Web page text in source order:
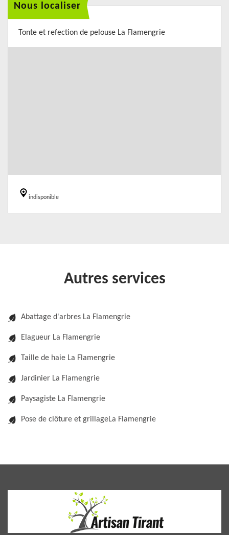
Nous localiser
Tonte et refection de pelouse La Flamengrie
indisponible
Autres services
Abattage d'arbres La Flamengrie
Elagueur La Flamengrie
Taille de haie La Flamengrie
Jardinier La Flamengrie
Paysagiste La Flamengrie
Pose de clôture et grillageLa Flamengrie